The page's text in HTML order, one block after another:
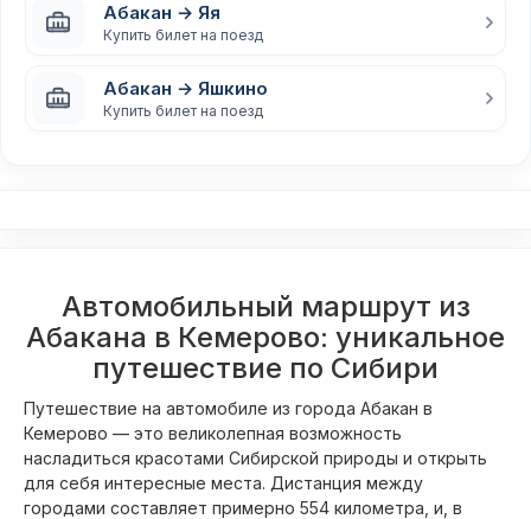
Абакан → Яя
Купить билет на поезд
Абакан → Яшкино
Купить билет на поезд
Автомобильный маршрут из
Абакана в Кемерово: уникальное
путешествие по Сибири
Путешествие на автомобиле из города Абакан в
Кемерово — это великолепная возможность
насладиться красотами Сибирской природы и открыть
для себя интересные места. Дистанция между
городами составляет примерно 554 километра, и, в